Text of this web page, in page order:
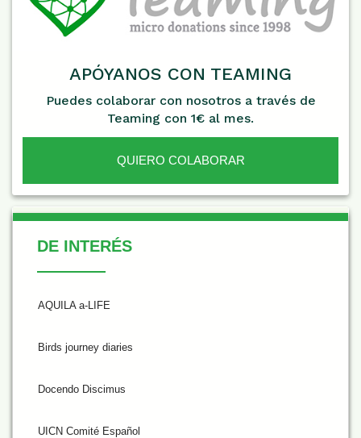
APÓYANOS CON TEAMING
Puedes colaborar con nosotros a través de
Teaming con 1€ al mes.
QUIERO COLABORAR
De Interés
DE INTERÉS
AQUILA a-LIFE
Birds journey diaries
Docendo Discimus
UICN Comité Español